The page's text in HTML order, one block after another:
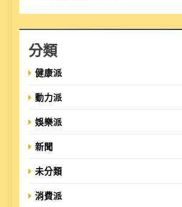
分類
健康派
動力派
娛樂派
新聞
未分類
消費派